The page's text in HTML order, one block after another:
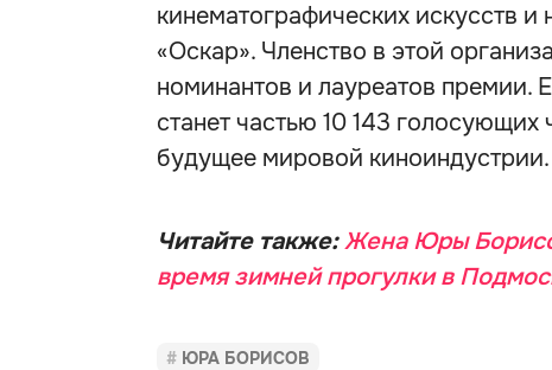
кинематографических искусств
«Оскар». Членство в этой
номинантов и лауреатов премии.
станет частью 10 143
будущее мировой киноиндустрии.
Читайте также:Жена Юры
время зимней прогулки в
ЮРА БОРИСОВ